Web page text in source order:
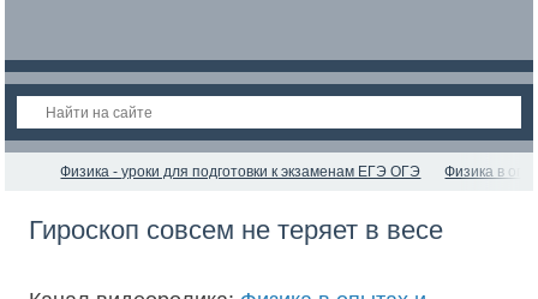
Физика - уроки для подготовки к экзаменам ЕГЭ ОГЭ Физика в
Гироскоп совсем не теряет в весе